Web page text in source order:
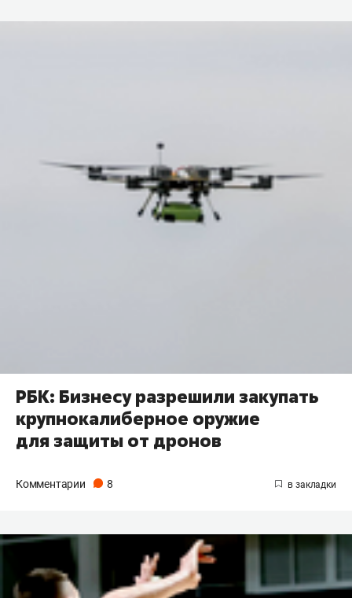
РБК: Бизнесу разрешили закупать
крупнокалиберное оружие
для защиты от дронов
Комментарии 8